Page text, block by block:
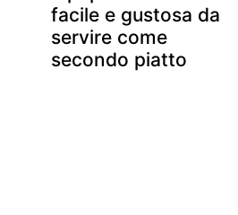
facile e gustosa da
servire come
secondo piatto